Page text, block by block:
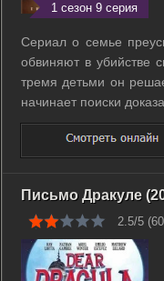
1 сезон 9 серия
Сериал о семье
обвиняют в убийстве
тремя детьми он
начинает поиски
Письмо Дракуле
2.5/5 (60